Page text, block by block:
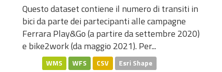
Questo dataset contiene il numero di transiti in
bici da parte dei partecipanti alle campagne
Ferrara Play&Go (a partire da settembre 2020)
e bike2work (da maggio 2021). Per...
WMS WFS CSV Esri Shape